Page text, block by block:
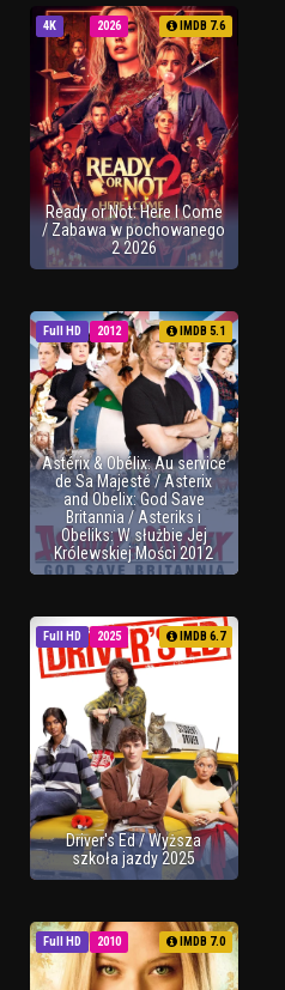
4K 2026 IMDB 7.6
Ready or Not: Here I Come
/ Zabawa w pochowanego
2 2026
Full HD 2012 IMDB 5.1
Astérix & Obélix: Au service
de Sa Majesté / Asterix
and Obelix: God Save
Britannia / Asteriks i
Obeliks: W służbie Jej
Królewskiej Mości 2012
Full HD 2025 IMDB 6.7
Driver's Ed / Wyższa
szkoła jazdy 2025
Full HD 2010 IMDB 7.0